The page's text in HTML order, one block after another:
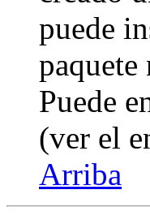
puede
paquete
Puede
(ver el
Arriba